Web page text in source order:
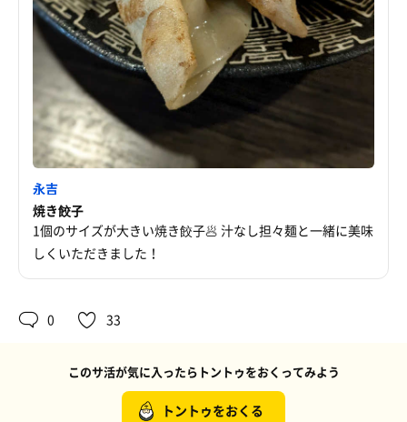
永吉
焼き餃子
1個のサイズが大きい焼き餃子🥟 汁なし担々麺と一緒に美味
しくいただきました！
0 33
このサ活が気に入ったらトントゥをおくってみよう
トントゥをおくる